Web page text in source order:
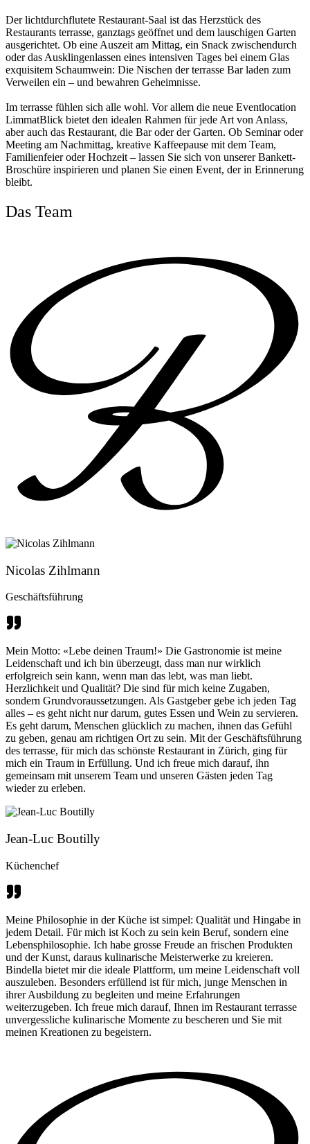
Der lichtdurchflutete Restaurant-Saal ist das Herzstück des
Restaurants terrasse, ganztags geöffnet und dem lauschigen Garten
ausgerichtet. Ob eine Auszeit am Mittag, ein Snack zwischendurch
oder das Ausklingenlassen eines intensiven Tages bei einem Glas
exquisitem Schaumwein: Die Nischen der terrasse Bar laden zum
Verweilen ein – und bewahren Geheimnisse.
Im terrasse fühlen sich alle wohl. Vor allem die neue Eventlocation
LimmatBlick bietet den idealen Rahmen für jede Art von Anlass,
aber auch das Restaurant, die Bar oder der Garten. Ob Seminar oder
Meeting am Nachmittag, kreative Kaffeepause mit dem Team,
Familienfeier oder Hochzeit – lassen Sie sich von unserer Bankett-
Broschüre inspirieren und planen Sie einen Event, der in Erinnerung
bleibt.
Das Team
Nicolas Zihlmann
Geschäftsführung
Mein Motto: «Lebe deinen Traum!» Die Gastronomie ist meine
Leidenschaft und ich bin überzeugt, dass man nur wirklich
erfolgreich sein kann, wenn man das lebt, was man liebt.
Herzlichkeit und Qualität? Die sind für mich keine Zugaben,
sondern Grundvoraussetzungen. Als Gastgeber gebe ich jeden Tag
alles – es geht nicht nur darum, gutes Essen und Wein zu servieren.
Es geht darum, Menschen glücklich zu machen, ihnen das Gefühl
zu geben, genau am richtigen Ort zu sein. Mit der Geschäftsführung
des terrasse, für mich das schönste Restaurant in Zürich, ging für
mich ein Traum in Erfüllung. Und ich freue mich darauf, ihn
gemeinsam mit unserem Team und unseren Gästen jeden Tag
wieder zu erleben.
Jean-Luc Boutilly
Küchenchef
Meine Philosophie in der Küche ist simpel: Qualität und Hingabe in
jedem Detail. Für mich ist Koch zu sein kein Beruf, sondern eine
Lebensphilosophie. Ich habe grosse Freude an frischen Produkten
und der Kunst, daraus kulinarische Meisterwerke zu kreieren.
Bindella bietet mir die ideale Plattform, um meine Leidenschaft voll
auszuleben. Besonders erfüllend ist für mich, junge Menschen in
ihrer Ausbildung zu begleiten und meine Erfahrungen
weiterzugeben. Ich freue mich darauf, Ihnen im Restaurant terrasse
unvergessliche kulinarische Momente zu bescheren und Sie mit
meinen Kreationen zu begeistern.